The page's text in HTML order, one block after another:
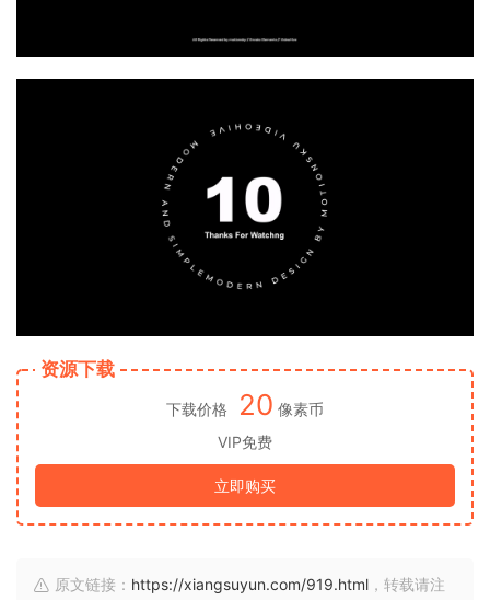
资源下载
下载价格 20 像素币
VIP免费
立即购买
原文链接： https://xiangsuyun.com/919.html ，转载请注